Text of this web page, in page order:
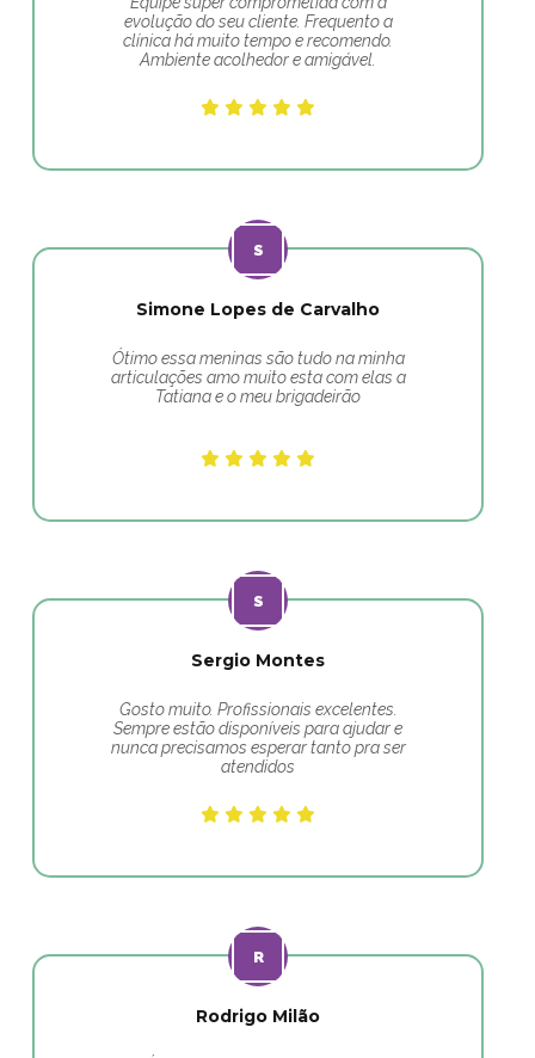
evolução do seu cliente. Frequento a
clínica há muito tempo e recomendo.
Ambiente acolhedor e amigável.
Simone Lopes de Carvalho
Ótimo essa meninas são tudo na minha
articulações amo muito esta com elas a
Tatiana e o meu brigadeirão
Sergio Montes
Gosto muito. Profissionais excelentes.
Sempre estão disponíveis para ajudar e
nunca precisamos esperar tanto pra ser
atendidos
Rodrigo Milão